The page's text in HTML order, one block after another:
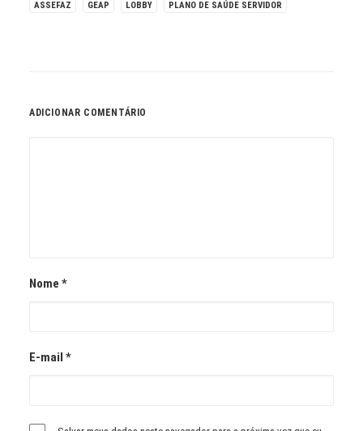
ASSEFAZ GEAP LOBBY PLANO DE SAÚDE SERVIDOR
ADICIONAR COMENTÁRIO
Nome *
E-mail *